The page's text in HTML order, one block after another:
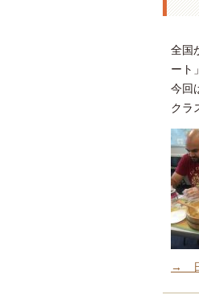
全国
ート
今回
クラ
→ 日